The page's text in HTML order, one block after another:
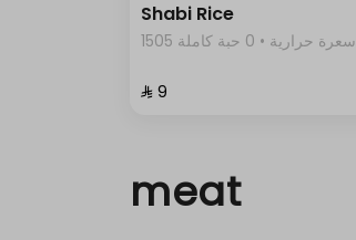
Shabi Rice
1505 سعرة حرارية • 0 حبة كاملة
⁨⁦‪‬ 9⁩
meat